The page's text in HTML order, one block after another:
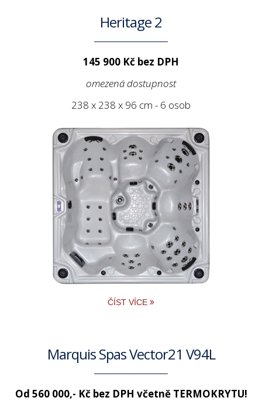
Heritage 2
145 900 Kč bez DPH
omezená dostupnost
238 x 238 x 96 cm - 6 osob
ČÍST VÍCE
Marquis Spas Vector21 V94L
Od 560 000,- Kč bez DPH včetně TERMOKRYTU!